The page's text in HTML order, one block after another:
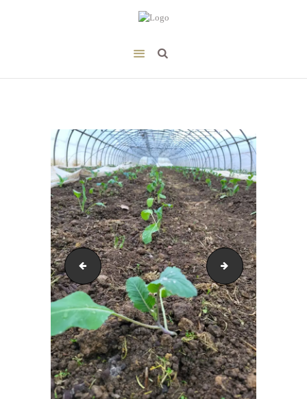
20230315_102036 20230313_164342